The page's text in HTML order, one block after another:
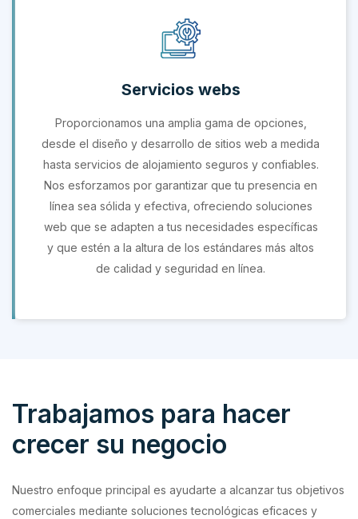
Servicios webs
Proporcionamos una amplia gama de opciones,
desde el diseño y desarrollo de sitios web a medida
hasta servicios de alojamiento seguros y confiables.
Nos esforzamos por garantizar que tu presencia en
línea sea sólida y efectiva, ofreciendo soluciones
web que se adapten a tus necesidades específicas
y que estén a la altura de los estándares más altos
de calidad y seguridad en línea.
Trabajamos para hacer
crecer su negocio
Nuestro enfoque principal es ayudarte a alcanzar tus objetivos
comerciales mediante soluciones tecnológicas eficaces y